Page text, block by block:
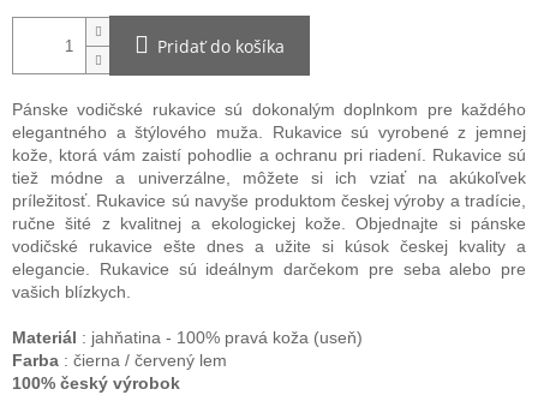
Pridať do košíka
Pánske vodičské rukavice sú dokonalým doplnkom pre každého
elegantného a štýlového muža. Rukavice sú vyrobené z jemnej
kože, ktorá vám zaistí pohodlie a ochranu pri riadení. Rukavice sú
tiež módne a univerzálne, môžete si ich vziať na akúkoľvek
príležitosť. Rukavice sú navyše produktom českej výroby a tradície,
ručne šité z kvalitnej a ekologickej kože. Objednajte si pánske
vodičské rukavice ešte dnes a užite si kúsok českej kvality a
elegancie. Rukavice sú ideálnym darčekom pre seba alebo pre
vašich blízkych.
Materiál : jahňatina - 100% pravá koža (useň)
Farba : čierna / červený lem
100% český výrobok